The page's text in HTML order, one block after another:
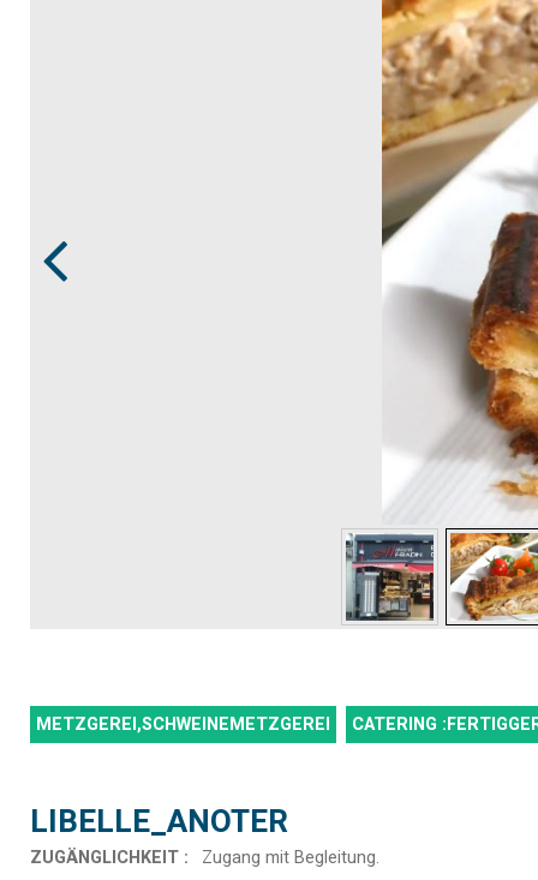
METZGEREI,SCHWEINEMETZGEREI CATERING
LIBELLE_ANOTER
ZUGÄNGLICHKEIT : Zugang mit Begleitung